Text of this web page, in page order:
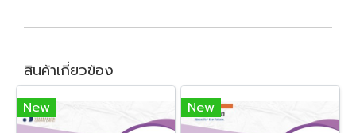
สินค้าเกี่ยวข้อง
New New